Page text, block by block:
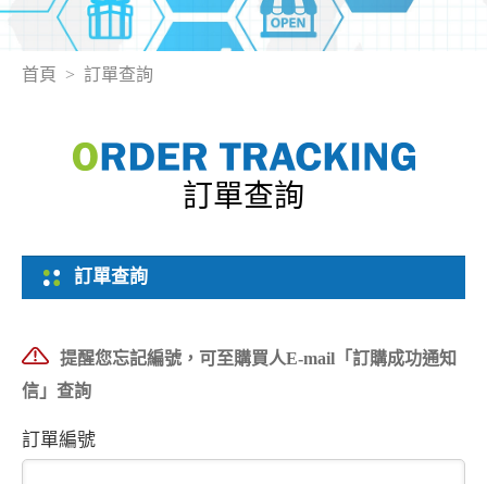
首頁 訂單查詢
訂單查詢
訂單查詢
提醒您忘記編號，可至購買人E-mail「訂購成功通知
信」查詢
訂單編號